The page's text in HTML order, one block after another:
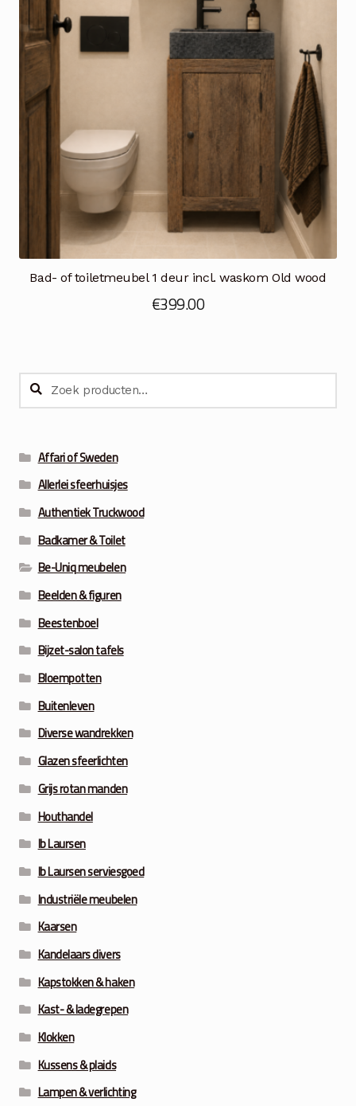
Bad- of toiletmeubel 1 deur incl. waskom Old wood
€399.00
Zoeken
naar:
Zoeken
Affari of Sweden
Allerlei sfeerhuisjes
Authentiek Truckwood
Badkamer & Toilet
Be-Uniq meubelen
Beelden & figuren
Beestenboel
Bijzet-salon tafels
Bloempotten
Buitenleven
Diverse wandrekken
Glazen sfeerlichten
Grijs rotan manden
Houthandel
Ib Laursen
Ib Laursen serviesgoed
Industriële meubelen
Kaarsen
Kandelaars divers
Kapstokken & haken
Kast- & ladegrepen
Klokken
Kussens & plaids
Lampen & verlichting